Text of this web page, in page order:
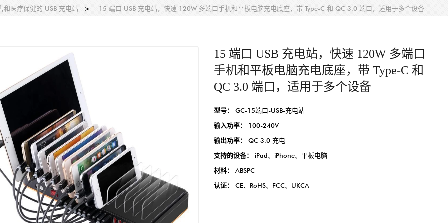
和医疗保健的 USB 充电站 > 15 端口 USB 充电站，快速 120W 多端口手机和平板电脑充电底座，带 Type-C 和 QC 3.0 端口，适用于多个设备
15 端口 USB 充电站，快速 120W 多端口
手机和平板电脑充电底座，带 Type-C 和
QC 3.0 端口，适用于多个设备
型号：
GC-15端口-USB-充电站
输入功率：
100-240V
输出功率：
QC 3.0 充电
支持的设备：
iPad、iPhone、平板电脑
材料：
ABSPC
认证：
CE、RoHS、FCC、UKCA